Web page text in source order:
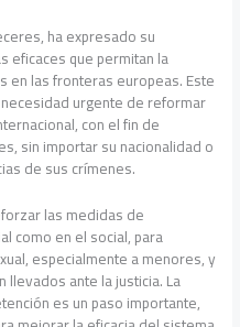
ha expresado su
eficaces que permitan la
en las fronteras europeas. Este
urgente de reformar
con el fin de
sin importar su nacionalidad o
de sus crímenes.
las medidas de
como en el social, para
especialmente a menores, y
ante la justicia. La
es un paso importante,